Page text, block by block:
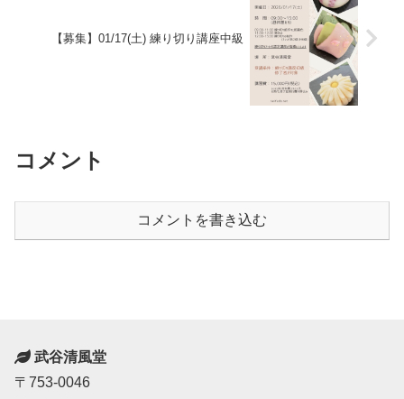
【募集】01/17(土) 練り切り講座中級
コメント
コメントを書き込む
武谷清風堂
〒753-0046